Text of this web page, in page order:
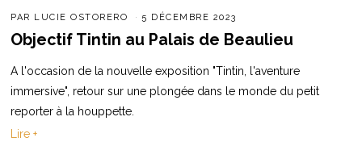
PAR LUCIE OSTORERO 5 DÉCEMBRE 2023
Objectif Tintin au Palais de Beaulieu
A l'occasion de la nouvelle exposition "Tintin, l'aventure
immersive", retour sur une plongée dans le monde du petit
reporter à la houppette.
Lire +